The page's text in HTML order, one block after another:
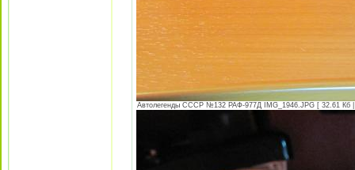
Автолегенды СССР №132 РАФ-977Д IMG_1946.JPG [ 32.61 Кб |